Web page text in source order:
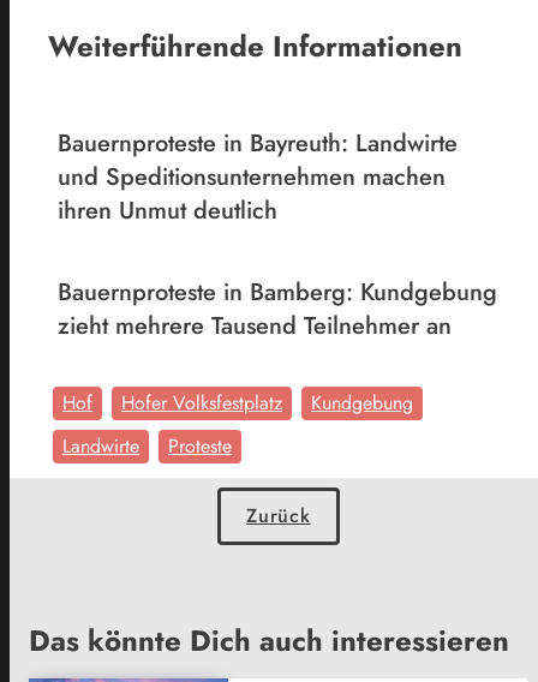
Weiterführende Informationen
Bauernproteste in Bayreuth: Landwirte
und Speditionsunternehmen machen
ihren Unmut deutlich
Bauernproteste in Bamberg: Kundgebung
zieht mehrere Tausend Teilnehmer an
Hof Hofer Volksfestplatz
Kundgebung
Landwirte
Proteste
Zurück
Das könnte Dich auch interessieren